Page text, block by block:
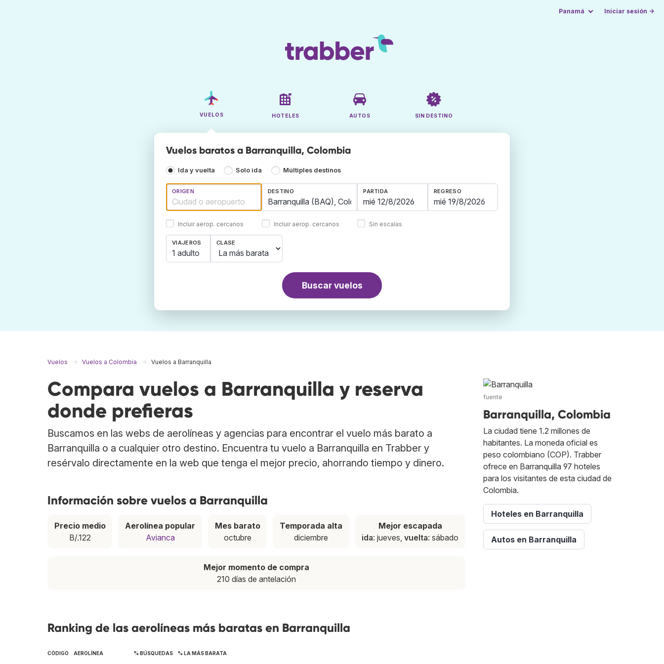
Panamá Iniciar sesión →
VUELOS HOTELES AUTOS SIN DESTINO
Vuelos baratos a Barranquilla, Colombia
Ida y vuelta Solo ida Múltiples destinos
ORIGEN
Incluir aerop. cercanos
DESTINO
Incluir aerop. cercanos
PARTIDA REGRESO
Sin escalas
VIAJEROS
1 adulto
CLASE
Buscar vuelos
Vuelos Vuelos a Colombia Vuelos a Barranquilla
Compara vuelos a Barranquilla y reserva
donde prefieras
Buscamos en las webs de aerolíneas y agencias para encontrar el vuelo más barato a
Barranquilla o a cualquier otro destino. Encuentra tu vuelo a Barranquilla en Trabber y
resérvalo directamente en la web que tenga el mejor precio, ahorrando tiempo y dinero.
Información sobre vuelos a Barranquilla
Precio medio
B/.122
Aerolínea popular
Avianca
Mes barato
octubre
Temporada alta
diciembre
Mejor escapada
ida: jueves,vuelta: sábado
Mejor momento de compra
210 días de antelación
Ranking de las aerolíneas más baratas en Barranquilla
CÓDIGO AEROLÍNEA % BÚSQUEDAS % LA MÁS BARATA
fuente
Barranquilla, Colombia
La ciudad tiene 1.2 millones de
habitantes. La moneda oficial es
peso colombiano (COP). Trabber
ofrece en Barranquilla 97 hoteles
para los visitantes de esta ciudad de
Colombia.
Hoteles en Barranquilla
Autos en Barranquilla